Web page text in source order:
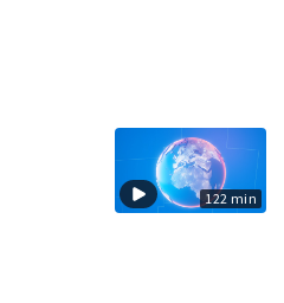
122 min